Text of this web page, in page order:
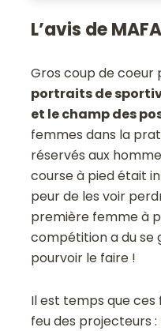
L’avis de
Gros coup de coeur
portraits de
et le champ des
femmes dans la
réservés aux
course à pied était
peur de les voir
première femme à
compétition a du se
pourvoir le faire !
Il est temps que ces
feu des projecteurs :